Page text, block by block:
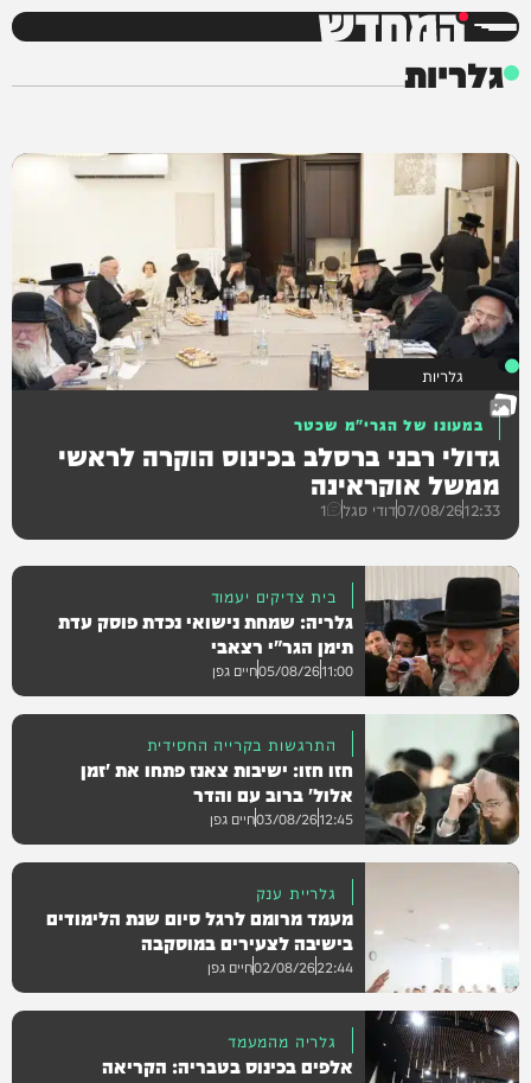
המחדש
גלריות
גלריות
במעונו של הגרי"מ שכטר
גדולי רבני ברסלב בכינוס הוקרה לראשי
ממשל אוקראינה
12:33
07/08/26דודי סגל 1
גלריות
בית צדיקים יעמוד
גלריה: שמחת נישואי נכדת פוסק עדת
תימן הגר"י רצאבי
11:00
05/08/26חיים גפן
גלריות
התרגשות בקרייה החסידית
חזו חזו: ישיבות צאנז פתחו את 'זמן
אלול' ברוב עם והדר
12:45
03/08/26חיים גפן
גלריית ענק
מעמד מרומם לרגל סיום שנת הלימודים
בישיבה לצעירים במוסקבה
22:44
02/08/26חיים גפן
גלריה מהמעמד
אלפים בכינוס בטבריה: הקריאה